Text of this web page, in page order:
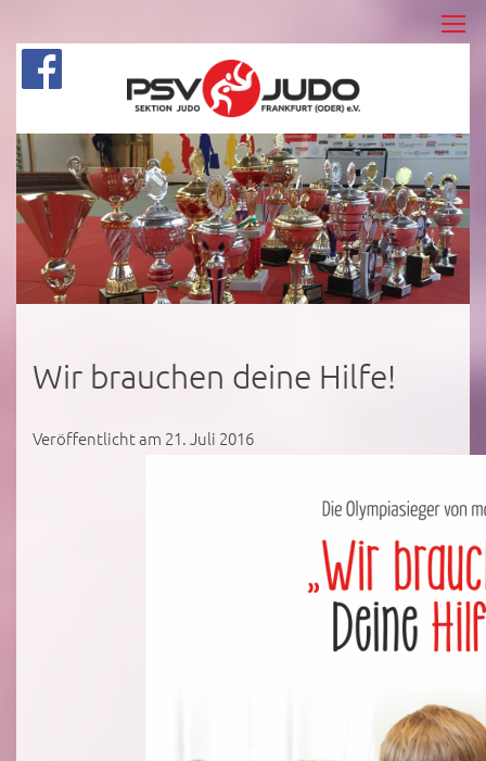
Wir brauchen deine Hilfe!
Veröffentlicht am 21. Juli 2016